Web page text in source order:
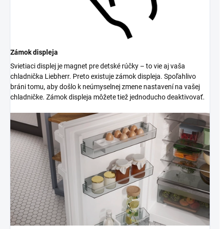
Zámok displeja
Svietiaci displej je magnet pre detské rúčky – to vie aj vaša
chladnička Liebherr. Preto existuje zámok displeja. Spoľahlivo
bráni tomu, aby došlo k neúmyselnej zmene nastavení na vašej
chladničke. Zámok displeja môžete tiež jednoducho deaktivovať.